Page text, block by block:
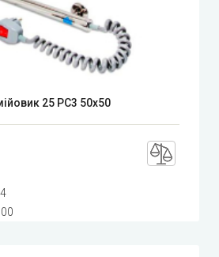
25 РС3 50x50